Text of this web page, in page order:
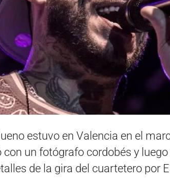
estuvo en Valencia en el
un fotógrafo cordobés y
de la gira del cuartetero por